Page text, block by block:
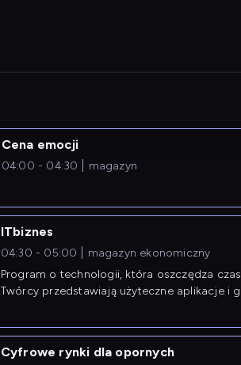
Cena emocji
04:00 - 04:30 magazyn
ITbiznes
04:30 - 05:00
magazyn ekonomiczny
Program o technologii, która oszczędza
Twórcy przedstawiają użyteczne aplikacje i
Cyfrowe rynki dla opornych